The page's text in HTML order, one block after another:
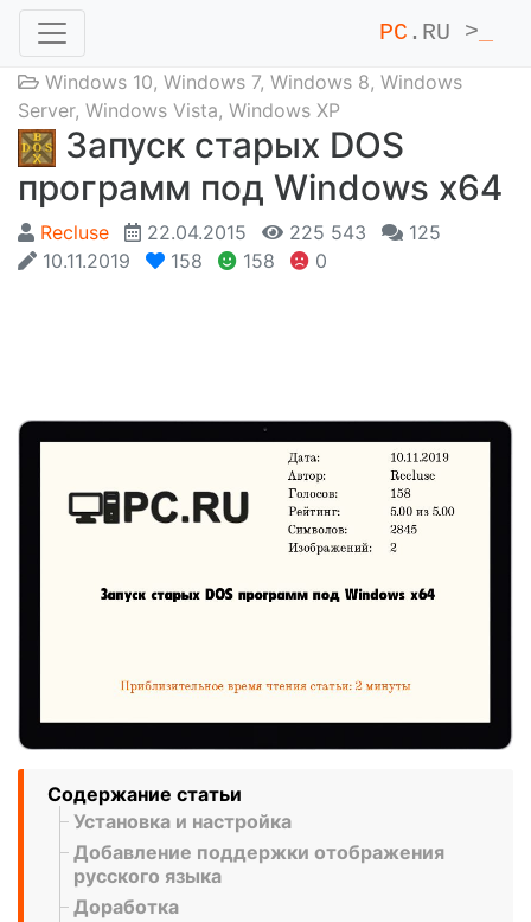
PC .RU >
Windows 10, Windows 7, Windows 8, Windows
Server, Windows Vista, Windows XP
Запуск старых DOS
программ под Windows x64
Recluse 22.04.2015 225 543
125
10.11.2019
158 158 0
Содержание статьи
Установка и настройка
Добавление поддержки отображения
русского языка
Доработка